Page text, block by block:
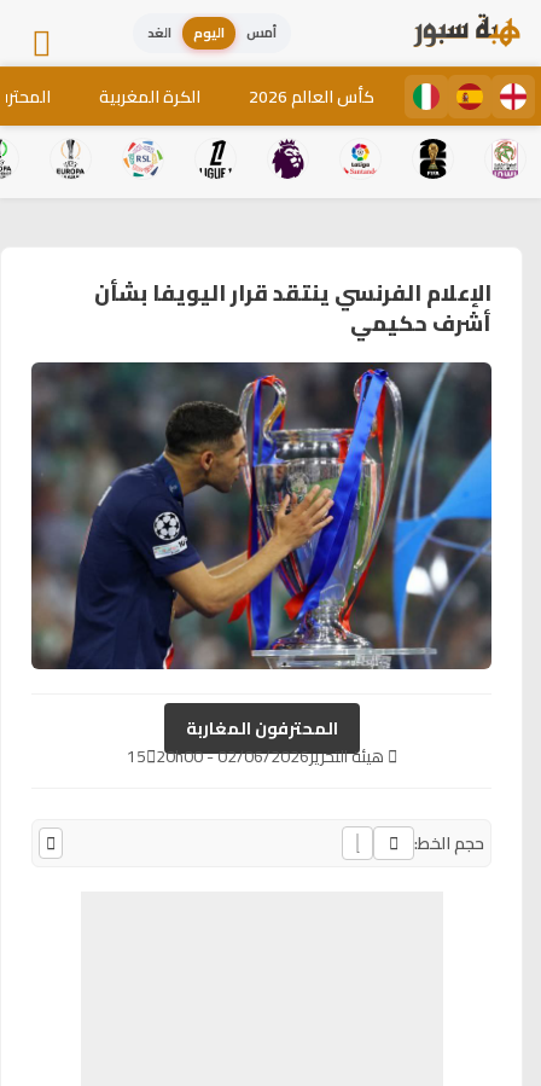
أمس اليوم الغد
كأس العالم 2026 الكرة المغربية
الإعلام الفرنسي ينتقد قرار اليويفا بشأن
أشرف حكيمي
المحترفون المغاربة
هيئة التحرير02/06/2026 - 20h00
15
حجم الخط: